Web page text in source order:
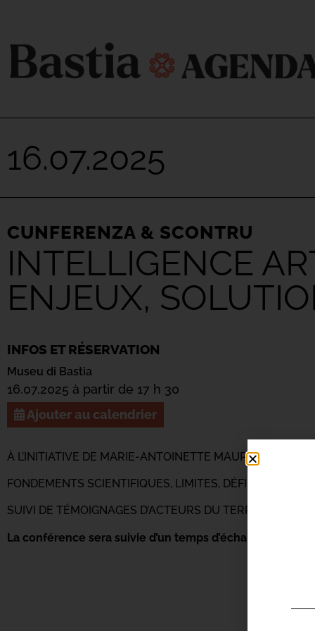
16.07.2025
CUNFERENZA & SCONTRU
INTELLIGENCE
ENJEUX,
INFOS ET RÉSERVATION
Museu di Bastia
16.07.2025 à partir de 17 h 30
Ajouter au calendrier
À L’INITIATIVE DE MARIE-ANTOINETTE MAUPERTUIS
FONDEMENTS SCIENTIFIQUES, LIMITES, DÉFIS,
SUIVI DE TÉMOIGNAGES D’ACTEURS DU TERRITOIRE.
La conférence sera suivie d’un temps d’échanges et de